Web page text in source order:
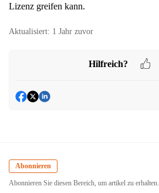
Lizenz greifen kann.
Aktualisiert: 1 Jahr zuvor
Hilfreich?
Abonnieren
Abonnieren Sie diesen Bereich, um artikel zu erhalten.